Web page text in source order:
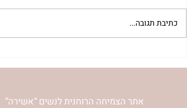
שיעור לט"ו באב | הר' ימימה
כתיבת תגובה...
אתר הצמיחה הרוחנית לנשים “אשירה”